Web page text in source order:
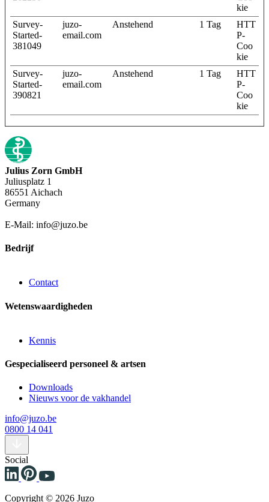
kie
Survey-
Started-
381049
juzo-
email.com
Anstehend 1 Tag
HTT
P-
Coo
kie
Survey-
Started-
390821
juzo-
email.com
Anstehend 1 Tag
HTT
P-
Coo
kie
Julius Zorn GmbH
Juliusplatz 1
86551 Aichach
Germany
E-Mail: info@juzo.be
Bedrijf
Contact
Wetenswaardigheden
Kennis
Gespecialiseerd personeel & artsen
Downloads
Nieuws voor de vakhandel
info@juzo.be
0800 14 041
Social
Copyright © 2026 Juzo